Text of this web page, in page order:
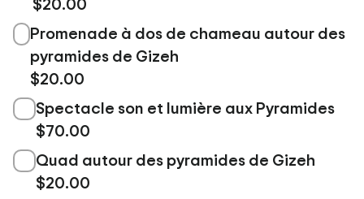
Promenade à dos de chameau autour des
pyramides de Gizeh
$20.00
Spectacle son et lumière aux Pyramides
$70.00
Quad autour des pyramides de Gizeh
$20.00